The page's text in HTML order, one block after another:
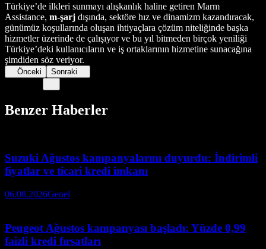
Türkiye’de ilkleri sunmayı alışkanlık haline getiren Marm
Assistance, m-şarj dışında, sektöre hız ve dinamizm kazandıracak,
günümüz koşullarında oluşan ihtiyaçlara çözüm niteliğinde başka
hizmetler üzerinde de çalışıyor ve bu yıl bitmeden birçok yeniliği
Türkiye’deki kullanıcıların ve iş ortaklarının hizmetine sunacağına
şimdiden söz veriyor.
Önceki Sonraki
Benzer Haberler
Suzuki Ağustos kampanyalarını duyurdu: İndirimli
fiyatlar ve ticari kredi imkanı
06.08.2026Genel
Peugeot Ağustos kampanyası başladı: Yüzde 0,99
faizli kredi fırsatları